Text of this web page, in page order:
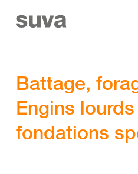
Battage,
Engins
fondations